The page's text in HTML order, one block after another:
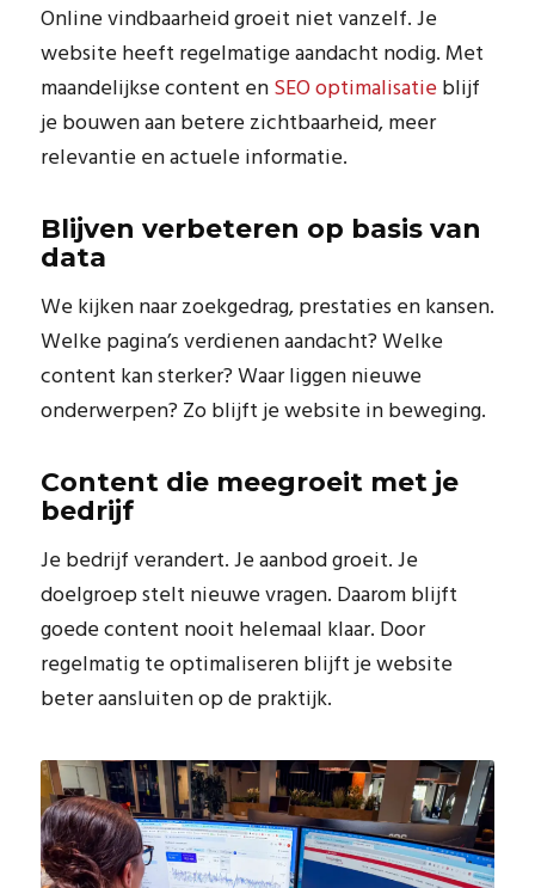
Online vindbaarheid groeit niet vanzelf. Je
website heeft regelmatige aandacht nodig. Met
maandelijkse content enSEO optimalisatieblijf
je bouwen aan betere zichtbaarheid, meer
relevantie en actuele informatie.
Blijven verbeteren op basis van
data
We kijken naar zoekgedrag, prestaties en kansen.
Welke pagina’s verdienen aandacht? Welke
content kan sterker? Waar liggen nieuwe
onderwerpen? Zo blijft je website in beweging.
Content die meegroeit met je
bedrijf
Je bedrijf verandert. Je aanbod groeit. Je
doelgroep stelt nieuwe vragen. Daarom blijft
goede content nooit helemaal klaar. Door
regelmatig te optimaliseren blijft je website
beter aansluiten op de praktijk.